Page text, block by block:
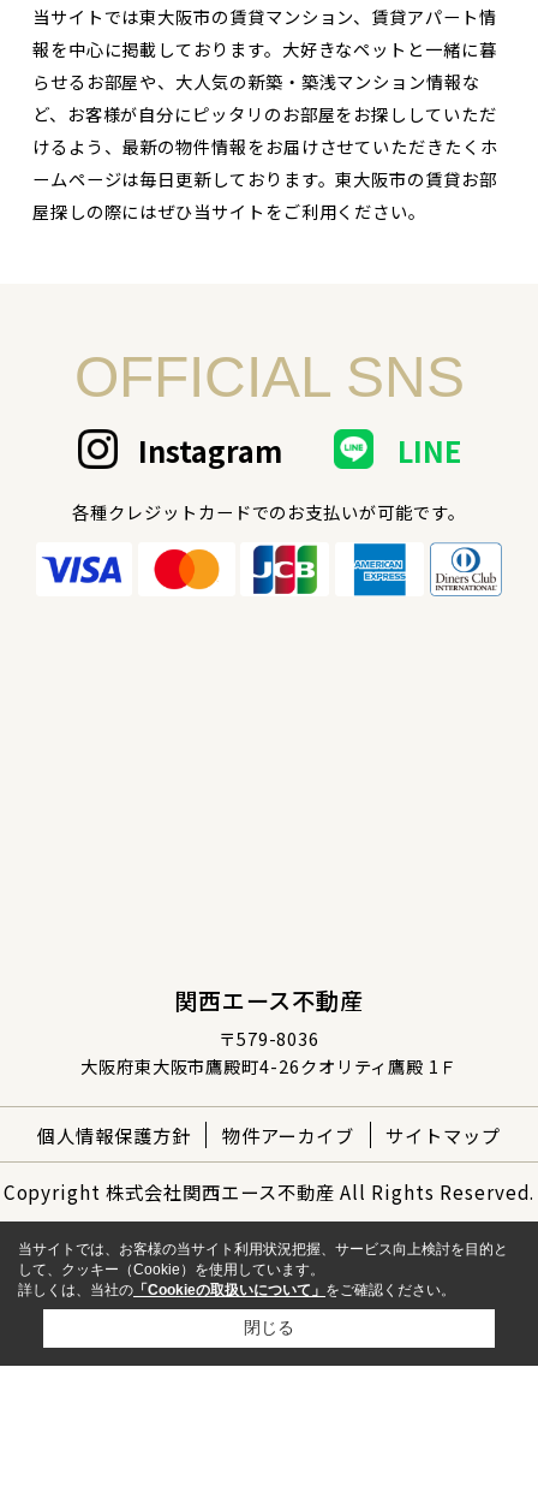
当サイトでは東大阪市の賃貸マンション、賃貸アパート情
報を中心に掲載しております。大好きなペットと一緒に暮
らせるお部屋や、大人気の新築・築浅マンション情報な
ど、お客様が自分にピッタリのお部屋をお探ししていただ
けるよう、最新の物件情報をお届けさせていただきたくホ
ームページは毎日更新しております。東大阪市の賃貸お部
屋探しの際にはぜひ当サイトをご利用ください。
OFFICIAL SNS
Instagram LINE
各種クレジットカードでのお支払いが可能です。
関西エース不動産
〒579-8036
大阪府東大阪市鷹殿町4-26クオリティ鷹殿 1Ｆ
個人情報保護方針 物件アーカイブ サイトマップ
Copyright 株式会社関西エース不動産 All Rights Reserved.
当サイトでは、お客様の当サイト利用状況把握、サービス向上検討を目的と
して、クッキー（Cookie）を使用しています。
詳しくは、当社の 「Cookieの取扱いについて」 をご確認ください。
閉じる